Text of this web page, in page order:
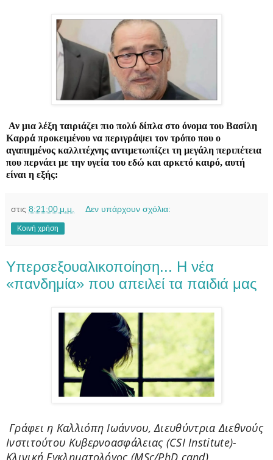
Αν μια λέξη ταιριάζει πιο πολύ δίπλα στο όνομα του Βασίλη
Καρρά προκειμένου να περιγράψει τον τρόπο που ο
αγαπημένος καλλιτέχνης αντιμετωπίζει τη μεγάλη περιπέτεια
που περνάει με την υγεία του εδώ και αρκετό καιρό, αυτή
είναι η εξής:
στις 8:21:00 μ.μ. Δεν υπάρχουν σχόλια:
Κοινή χρήση
Υπερσεξουαλικοποίηση... Η νέα
«πανδημία» που απειλεί τα παιδιά μας
Γράφει η Καλλιόπη Ιωάννου, Διευθύντρια Διεθνούς
Ινστιτούτου Κυβερνοασφάλειας (CSI Institute)-
Κλινική Εγκληματολόγος (ΜSc/PhD cand)